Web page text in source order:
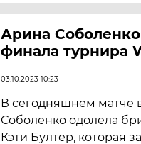
Арина
финала турнира
03.10.2023 10:23
В сегодняшнем матче
Соболенко одолела
Кэти Бултер, которая